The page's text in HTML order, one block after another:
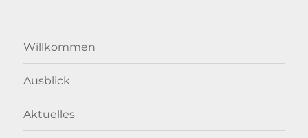
Willkommen
Ausblick
Aktuelles